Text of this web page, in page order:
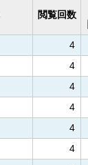
閲覧回数
4
4
4
4
4
4